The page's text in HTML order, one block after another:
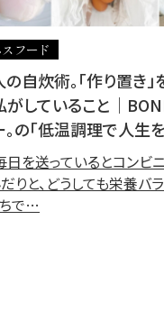
フード
自炊術。「作り置き
していること｜
の「低温調理で人生
日を送っているとコンビ
りと、どうしても栄養バ
で…